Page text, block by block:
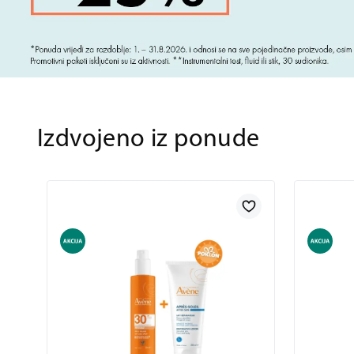
Izdvojeno iz ponude